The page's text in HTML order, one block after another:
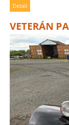
Detail
VETERÁN